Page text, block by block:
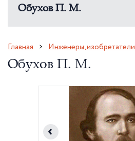
Обухов П. М.
Главная Инженеры, изобретатели
Обухов П. М.